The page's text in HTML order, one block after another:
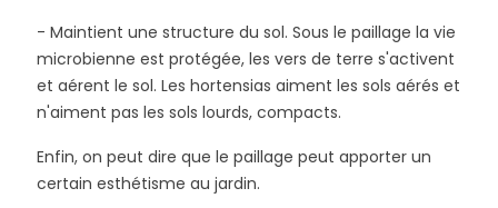
- Maintient une structure du sol. Sous le paillage la vie
microbienne est protégée, les vers de terre s'activent
et aérent le sol. Les hortensias aiment les sols aérés et
n'aiment pas les sols lourds, compacts.
Enfin, on peut dire que le paillage peut apporter un
certain esthétisme au jardin.